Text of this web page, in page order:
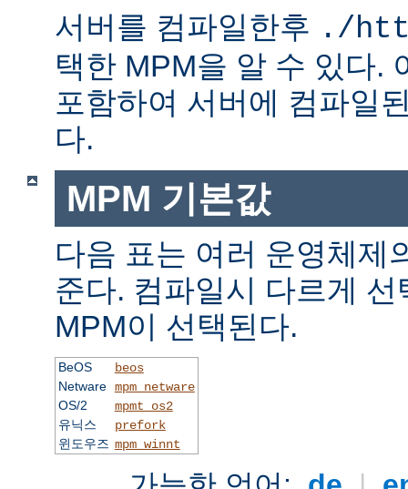
서버를 컴파일한후 ./
택한 MPM을 알 수 있다.
포함하여 서버에 컴파일
다.
MPM 기본값
다음 표는 여러 운영체제
준다. 컴파일시 다르게
MPM이 선택된다.
BeOS
beos
Netware mpm_netware
OS/2
mpmt_os2
유닉스
prefork
윈도우즈 mpm_winnt